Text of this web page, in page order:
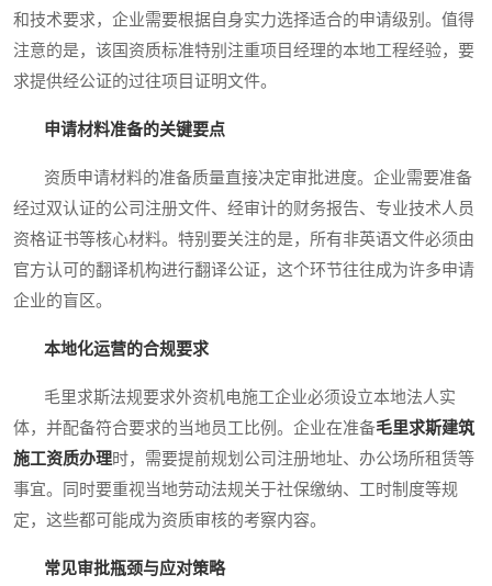
和技术要求，企业需要根据自身实力选择适合的申请级别。值得
注意的是，该国资质标准特别注重项目经理的本地工程经验，要
求提供经公证的过往项目证明文件。
申请材料准备的关键要点
资质申请材料的准备质量直接决定审批进度。企业需要准备
经过双认证的公司注册文件、经审计的财务报告、专业技术人员
资格证书等核心材料。特别要关注的是，所有非英语文件必须由
官方认可的翻译机构进行翻译公证，这个环节往往成为许多申请
企业的盲区。
本地化运营的合规要求
毛里求斯法规要求外资机电施工企业必须设立本地法人实
体，并配备符合要求的当地员工比例。企业在准备毛里求斯建筑
施工资质办理时，需要提前规划公司注册地址、办公场所租赁等
事宜。同时要重视当地劳动法规关于社保缴纳、工时制度等规
定，这些都可能成为资质审核的考察内容。
常见审批瓶颈与应对策略